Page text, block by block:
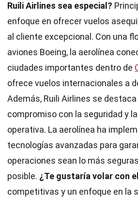
Ruili Airlines sea especial?
enfoque en ofrecer vuelos
al cliente excepcional. Con una
aviones Boeing, la aerolínea
ciudades importantes dentro de
ofrece vuelos internacionales a
Además, Ruili Airlines se destaca
compromiso con la seguridad y
operativa. La aerolínea ha
tecnologías avanzadas para
operaciones sean lo más
posible. ¿Te gustaría volar con
competitivas y un enfoque en la